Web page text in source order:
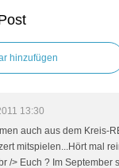
hinzufügen
13:30
auch aus dem Kreis-
mitspielen...Hört mal
/> Euch ? Im September